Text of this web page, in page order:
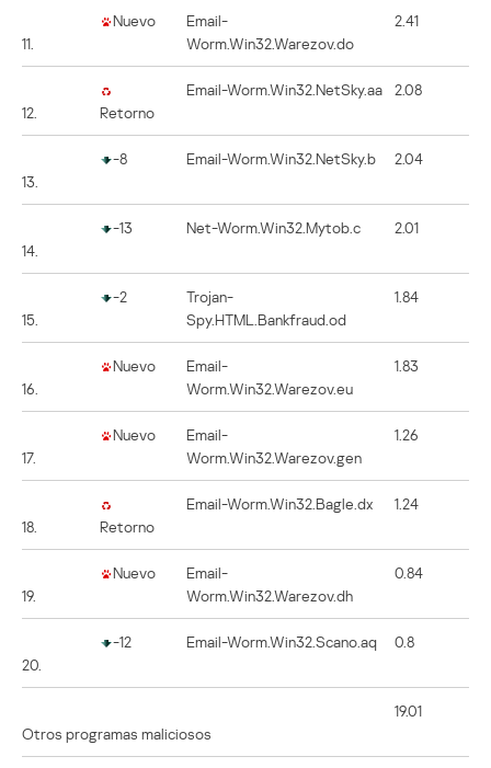
11.
Nuevo
Email-
Worm.Win32.Warezov.do
2.41
12. Retorno
Email-Worm.Win32.NetSky.aa 2.08
13.
-8 Email-Worm.Win32.NetSky.b 2.04
14.
-13 Net-Worm.Win32.Mytob.c 2.01
15.
-2
Trojan-
Spy.HTML.Bankfraud.od
1.84
16.
Nuevo
Email-
Worm.Win32.Warezov.eu
1.83
17.
Nuevo
Email-
Worm.Win32.Warezov.gen
1.26
18. Retorno
Email-Worm.Win32.Bagle.dx 1.24
19.
Nuevo
Email-
Worm.Win32.Warezov.dh
0.84
20.
-12 Email-Worm.Win32.Scano.aq 0.8
Otros programas maliciosos
19.01